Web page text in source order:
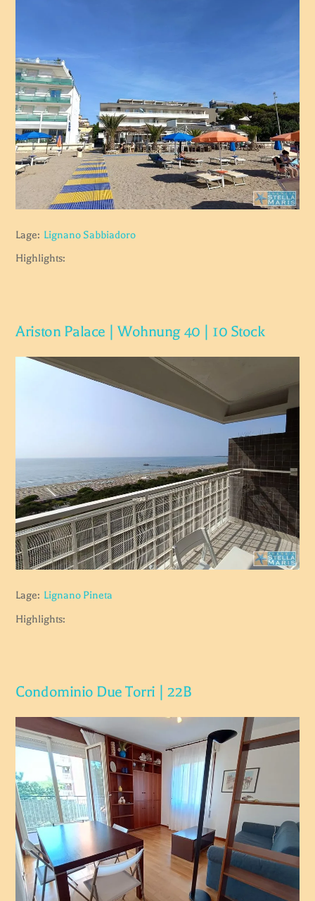
Lage: Lignano Sabbiadoro
Highlights:
Ariston Palace | Wohnung 40 | 10 Stock
Lage: Lignano Pineta
Highlights:
Condominio Due Torri | 22B